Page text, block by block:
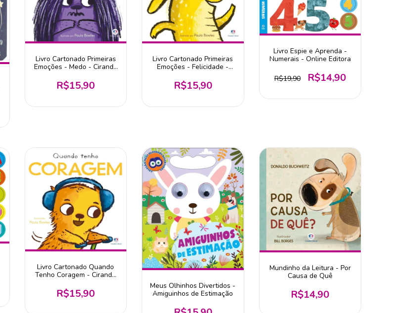
Livro Cartonado Primeiras
Emoções - Medo - Ciranda
R$15,90
Livro Cartonado Primeiras
Emoções - Felicidade -
R$15,90
Livro Espie e Aprenda -
Numerais - Online Editora
R$19,90 R$14,90
Livro Cartonado Quando
Tenho Coragem - Ciranda
R$15,90
Meus Olhinhos Divertidos -
Amiguinhos de Estimação
Mundinho da Leitura - Por
Causa de Quê
R$14,90